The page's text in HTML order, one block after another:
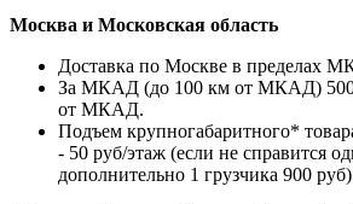
Москва и Московская область
Доставка по Москве в пределах
За МКАД (до 100 км от МКАД) 500
от МКАД.
Подъем крупногабаритного*
- 50 руб/этаж (если не справится
дополнительно 1 грузчика 900